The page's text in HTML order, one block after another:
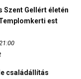
Szent Gellért életén
est
családállítás